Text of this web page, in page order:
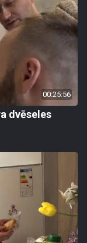
00:25:56
dvēseles